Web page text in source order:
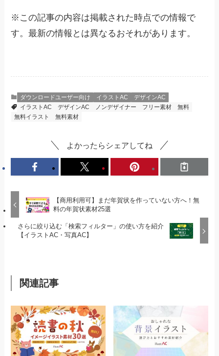
※ この記事の内容は掲載された時点での情報で
す。最新の情報とは異なるおそれがあります。
ダウンロードユーザー向け イラストAC
デザインAC
イラストAC
デザインAC ノンデザイナー フリー素材
無料
無料イラスト
無料素材
よかったらシェアしてね
【商用利用可】まだ年賀状を作っていない方へ！無
料の年賀状素材25選
さらに絞り込む「検索フィルター」の使い方を紹介
【イラストAC・写真AC】
関連記事